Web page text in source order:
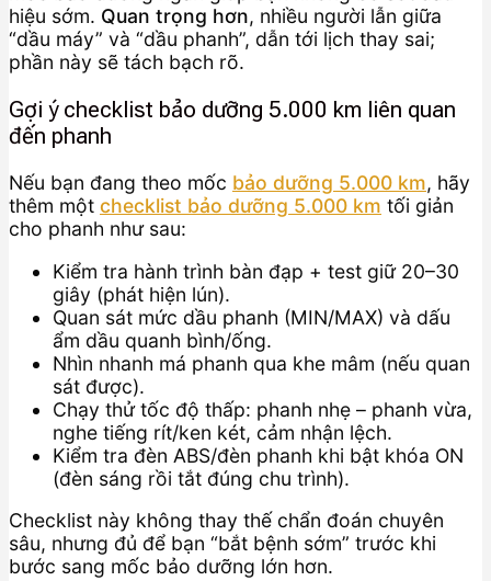
hiệu sớm. Quan trọng hơn, nhiều người lẫn giữa
“dầu máy” và “dầu phanh”, dẫn tới lịch thay sai;
phần này sẽ tách bạch rõ.
Gợi ý checklist bảo dưỡng 5.000 km liên quan
đến phanh
Nếu bạn đang theo mốc bảo dưỡng 5.000 km, hãy
thêm một checklist bảo dưỡng 5.000 km tối giản
cho phanh như sau:
Kiểm tra hành trình bàn đạp + test giữ 20–30
giây (phát hiện lún).
Quan sát mức dầu phanh (MIN/MAX) và dấu
ẩm dầu quanh bình/ống.
Nhìn nhanh má phanh qua khe mâm (nếu quan
sát được).
Chạy thử tốc độ thấp: phanh nhẹ – phanh vừa,
nghe tiếng rít/ken két, cảm nhận lệch.
Kiểm tra đèn ABS/đèn phanh khi bật khóa ON
(đèn sáng rồi tắt đúng chu trình).
Checklist này không thay thế chẩn đoán chuyên
sâu, nhưng đủ để bạn “bắt bệnh sớm” trước khi
bước sang mốc bảo dưỡng lớn hơn.